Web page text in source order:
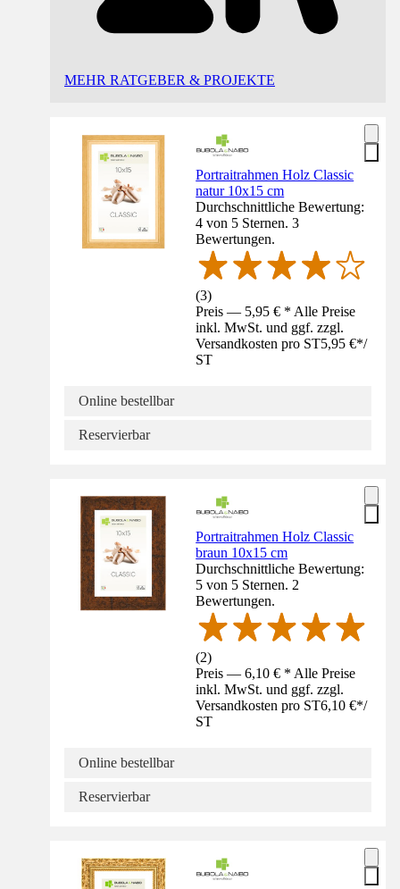
MEHR RATGEBER & PROJEKTE
Portraitrahmen Holz Classic
natur 10x15 cm
Durchschnittliche Bewertung:
4 von 5 Sternen. 3
Bewertungen.
(3)
Preis — 5,95 € * Alle Preise
inkl. MwSt. und ggf. zzgl.
Versandkosten pro ST5,95 €*/
ST
Online bestellbar
Reservierbar
Portraitrahmen Holz Classic
braun 10x15 cm
Durchschnittliche Bewertung:
5 von 5 Sternen. 2
Bewertungen.
(2)
Preis — 6,10 € * Alle Preise
inkl. MwSt. und ggf. zzgl.
Versandkosten pro ST6,10 €*/
ST
Online bestellbar
Reservierbar